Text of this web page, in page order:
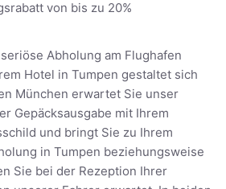
von bis zu 20%
Abholung am Flughafen
Hotel in Tumpen gestaltet sich
München erwartet Sie unser
Gepäcksausgabe mit Ihrem
und bringt Sie zu Ihrem
in Tumpen beziehungsweise
Sie bei der Rezeption Ihrer